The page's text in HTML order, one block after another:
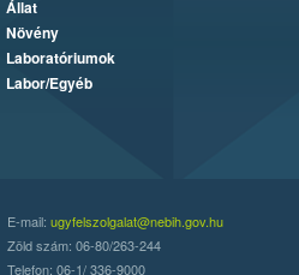
Állat
Növény
Laboratóriumok
Labor/Egyéb
E-mail:ugyfelszolgalat@nebih.gov.hu
Zöld szám: 06-80/263-244
Telefon: 06-1/ 336-9000